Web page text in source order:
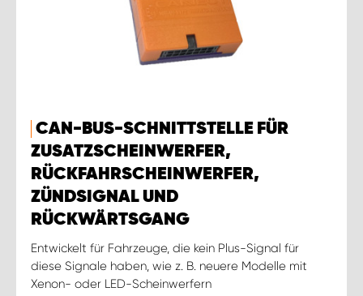
CAN-BUS-SCHNITTSTELLE FÜR
ZUSATZSCHEINWERFER,
RÜCKFAHRSCHEINWERFER,
ZÜNDSIGNAL UND
RÜCKWÄRTSGANG
Entwickelt für Fahrzeuge, die kein Plus-Signal für
diese Signale haben, wie z. B. neuere Modelle mit
Xenon- oder LED-Scheinwerfern